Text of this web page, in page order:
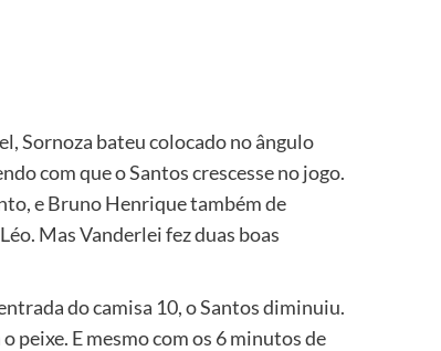
Sornoza bateu colocado no ângulo
com que o Santos crescesse no jogo.
e Bruno Henrique também de
Mas Vanderlei fez duas boas
do camisa 10, o Santos diminuiu.
peixe. E mesmo com os 6 minutos de